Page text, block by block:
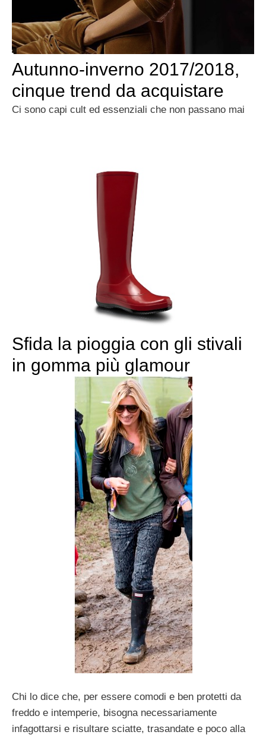
Autunno-inverno 2017/2018,
cinque trend da acquistare
Ci sono capi cult ed essenziali che non passano mai
Sfida la pioggia con gli stivali
in gomma più glamour
Chi lo dice che, per essere comodi e ben protetti da
freddo e intemperie, bisogna necessariamente
infagottarsi e risultare sciatte, trasandate e poco alla